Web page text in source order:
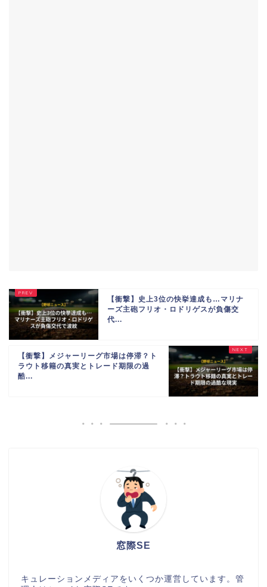
【衝撃】史上3位の快挙達成も…マリナ
ーズ主砲フリオ・ロドリゲスが負傷交
代...
【衝撃】メジャーリーグ市場は停滞？ト
ラウト移籍の真実とトレード期限の過
酷...
窓際SE
キュレーションメディアをいくつか運営しています。管